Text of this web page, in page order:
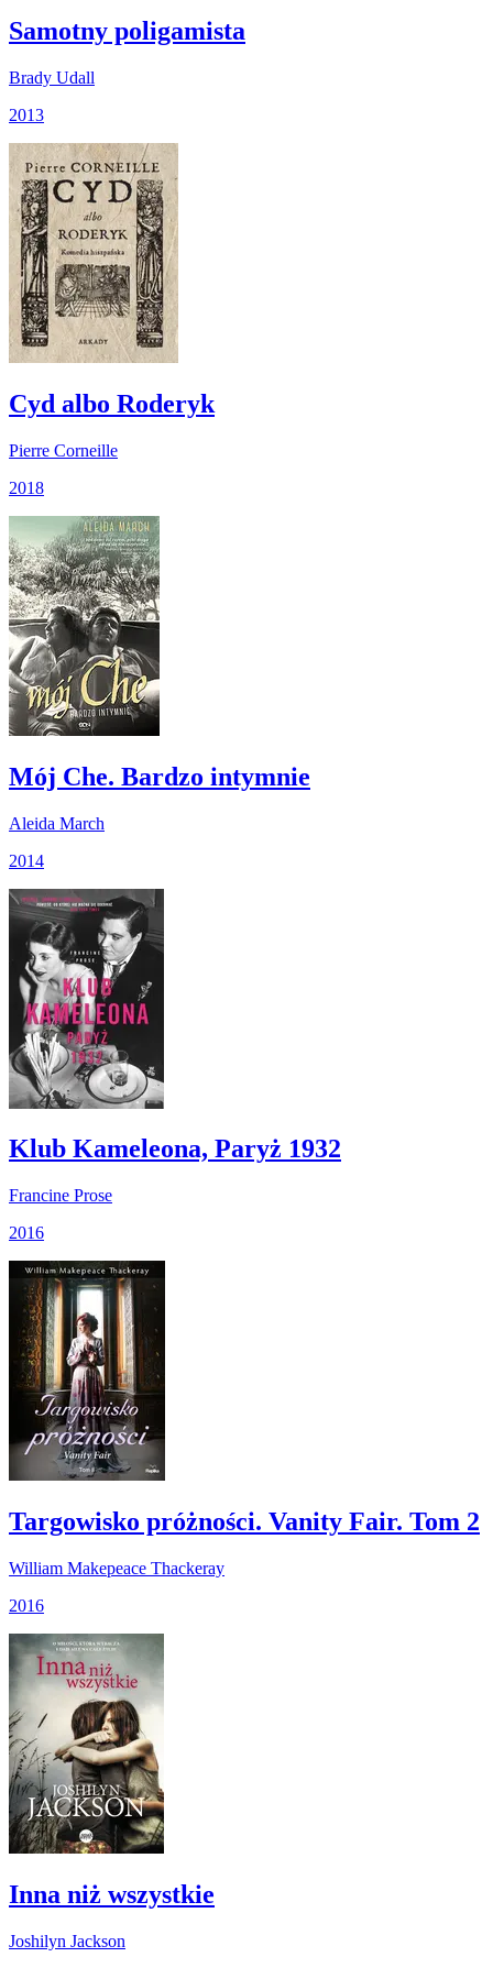
Samotny poligamista
Brady Udall
2013
Cyd albo Roderyk
Pierre Corneille
2018
Mój Che. Bardzo intymnie
Aleida March
2014
Klub Kameleona, Paryż 1932
Francine Prose
2016
Targowisko próżności. Vanity Fair. Tom 2
William Makepeace Thackeray
2016
Inna niż wszystkie
Joshilyn Jackson